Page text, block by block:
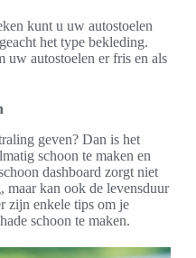
kunt u uw autostoelen
het type bekleding.
uw autostoelen er fris en als
geven? Dan is het
schoon te maken en
dashboard zorgt niet
maar kan ook de levensduur
zijn enkele tips om je
schoon te maken.